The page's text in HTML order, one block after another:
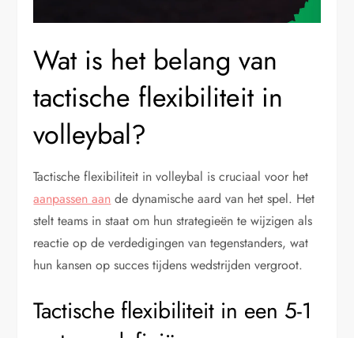
Wat is het belang van
tactische flexibiliteit in
volleybal?
Tactische flexibiliteit in volleybal is cruciaal voor het
aanpassen aan de dynamische aard van het spel. Het
stelt teams in staat om hun strategieën te wijzigen als
reactie op de verdedigingen van tegenstanders, wat
hun kansen op succes tijdens wedstrijden vergroot.
Tactische flexibiliteit in een 5-1